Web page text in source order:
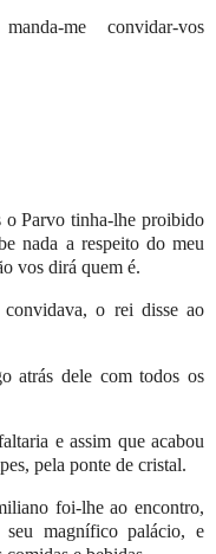
me convidar-vos
Parvo tinha-lhe proibido
nada a respeito do meu
vos dirá quem é.
o rei disse ao
atrás dele com todos os
e assim que acabou
pela ponte de cristal.
foi-lhe ao encontro,
magnífico palácio, e